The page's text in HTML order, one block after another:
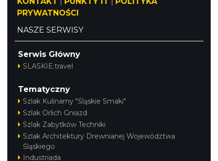
PRYWATNOŚCI
NASZE SERWISY
Serwis Główny
SLASKIE.travel
Tematyczny
Szlak Kulinarny "Śląskie Smaki"
Szlak Orlich Gniazd
Szlak Zabytków Techniki
Szlak Architektury Drewnianej Województwa
Śląskiego
Industriada